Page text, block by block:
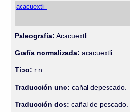
acacuextli
Paleografía: Acacuextli
Grafía normalizada: acacuextli
Tipo: r.n.
Traducción uno: cañal depescado.
Traducción dos: cañal de pescado.